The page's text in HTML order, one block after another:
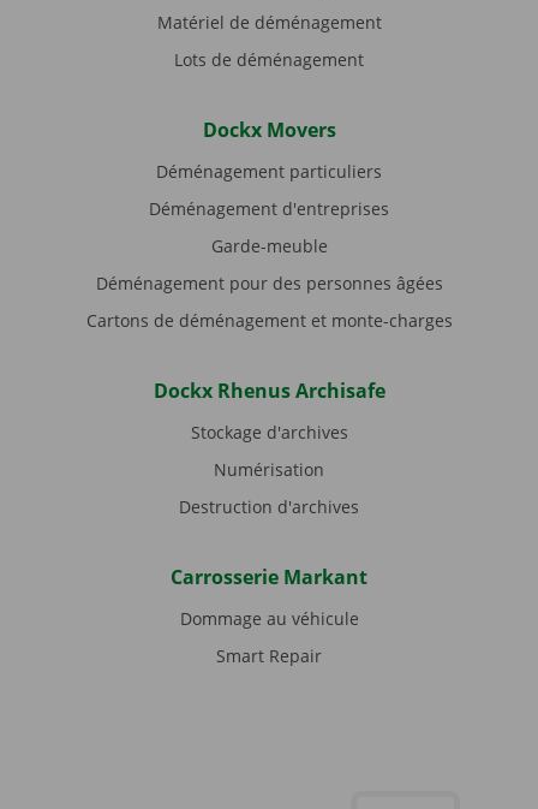
Matériel de déménagement
Lots de déménagement
Dockx Movers
Déménagement particuliers
Déménagement d'entreprises
Garde-meuble
Déménagement pour des personnes âgées
Cartons de déménagement et monte-charges
Dockx Rhenus Archisafe
Stockage d'archives
Numérisation
Destruction d'archives
Carrosserie Markant
Dommage au véhicule
Smart Repair